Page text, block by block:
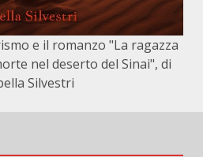
e il romanzo "La ragazza
nel deserto del Sinai", di
Silvestri